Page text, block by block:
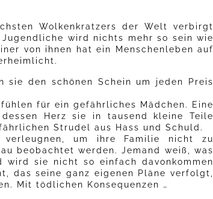
Wolkenkratzers der Welt verbirgt
wird nichts mehr so sein wie
von ihnen hat ein Menschenleben auf
sie den schönen Schein um jeden Preis
für ein gefährliches Mädchen. Eine
Herz sie in tausend kleine Teile
Strudel aus Hass und Schuld.
um ihre Familie nicht zu
beobachtet werden. Jemand weiß, was
wird sie nicht so einfach davonkommen
das seine ganz eigenen Pläne verfolgt,
Mit tödlichen Konsequenzen …